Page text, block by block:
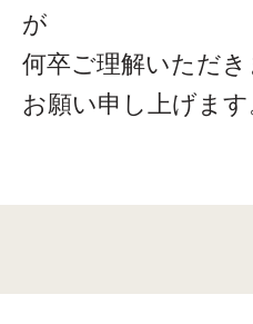
が
何卒ご理解いただき
お願い申し上げます